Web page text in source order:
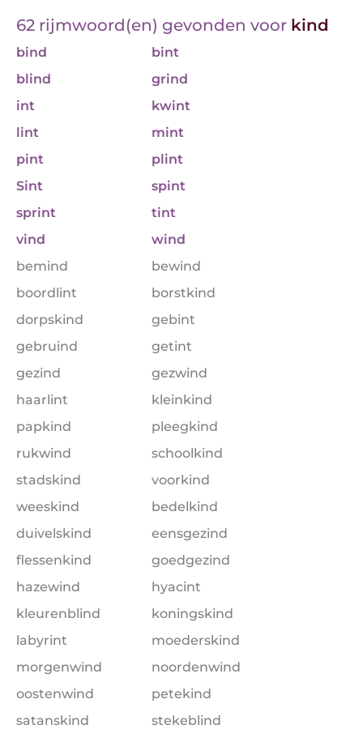
62 rijmwoord(en) gevonden voor kind
bind
bint
blind
grind
int
kwint
lint
mint
pint
plint
Sint
spint
sprint
tint
vind
wind
bemind
bewind
boordlint
borstkind
dorpskind
gebint
gebruind
getint
gezind
gezwind
haarlint
kleinkind
papkind
pleegkind
rukwind
schoolkind
stadskind
voorkind
weeskind
bedelkind
duivelskind
eensgezind
flessenkind
goedgezind
hazewind
hyacint
kleurenblind
koningskind
labyrint
moederskind
morgenwind
noordenwind
oostenwind
petekind
satanskind
stekeblind